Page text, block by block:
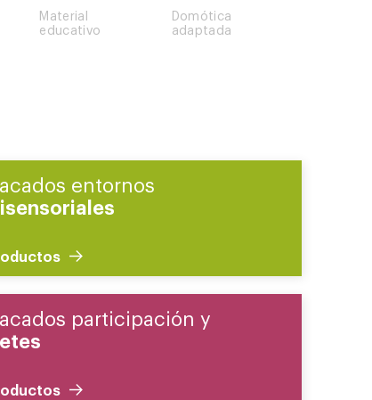
Material
educativo
Domótica
adaptada
entornos
participación y